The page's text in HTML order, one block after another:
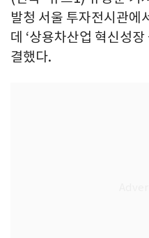
발청 서울 투자전시관에
데 ‘상용차산업 혁신성장
결했다.